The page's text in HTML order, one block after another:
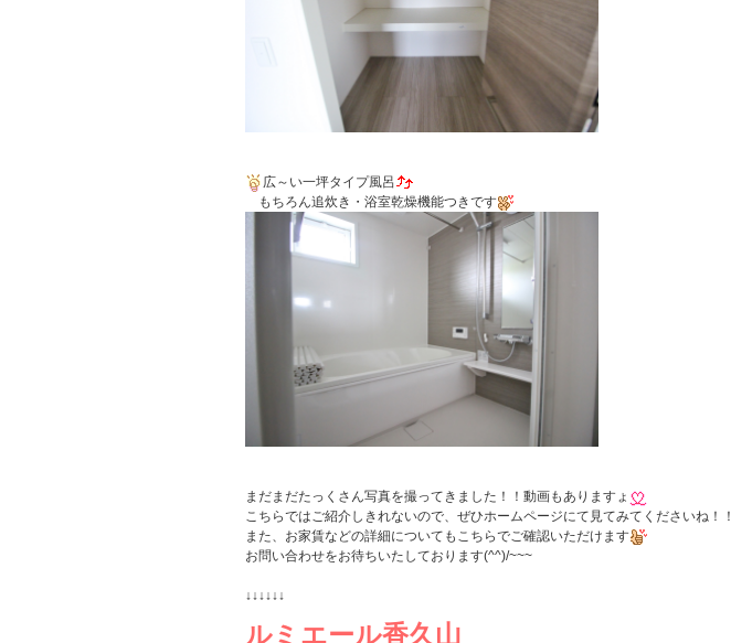
広～い一坪タイプ風呂
もちろん追炊き・浴室乾燥機能つきです
まだまだたっくさん写真を撮ってきました！！動画もありますょ
こちらではご紹介しきれないので、ぜひホームページにて見てみてくださいね！！
また、お家賃などの詳細についてもこちらでご確認いただけます
お問い合わせをお待ちいたしております(^^)/~~~
↓↓↓↓↓↓
ルミエール香久山